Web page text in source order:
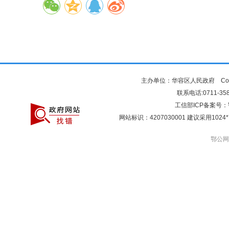
主办单位：华容区人民政府
联系电话:0711-
工信部ICP备案号：
网站标识：4207030001 建议采用
鄂公